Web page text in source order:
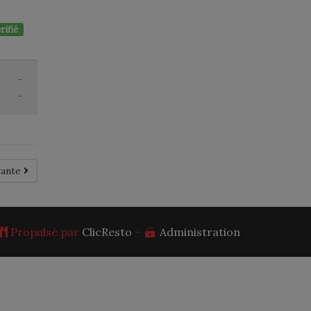
-
-
Propulsé par ClicResto - Administration